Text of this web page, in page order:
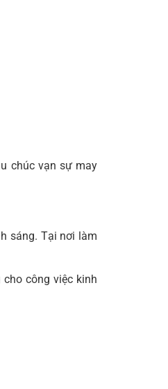
chúc vạn sự may
sáng. Tại nơi làm
công việc kinh